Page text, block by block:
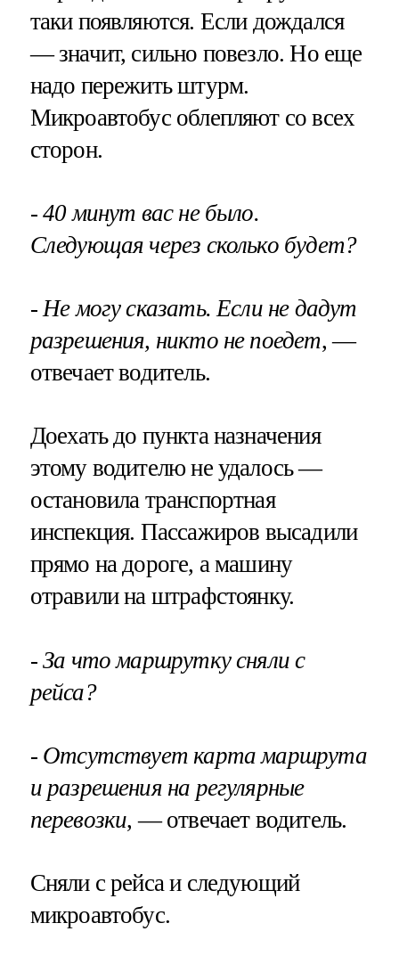
таки появляются. Если дождался
— значит, сильно повезло. Но еще
надо пережить штурм.
Микроавтобус облепляют со всех
сторон.
- 40 минут вас не было.
Следующая через сколько будет?
- Не могу сказать. Если не дадут
разрешения, никто не поедет, —
отвечает водитель.
Доехать до пункта назначения
этому водителю не удалось —
остановила транспортная
инспекция. Пассажиров высадили
прямо на дороге, а машину
отравили на штрафстоянку.
- За что маршрутку сняли с
рейса?
- Отсутствует карта маршрута
и разрешения на регулярные
перевозки, — отвечает водитель.
Сняли с рейса и следующий
микроавтобус.